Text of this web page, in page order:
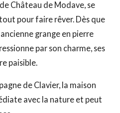
Château de Modave, se
pour faire rêver. Dès que
grange en pierre
par son charme, ses
paisible.
de Clavier, la maison
avec la nature et peut